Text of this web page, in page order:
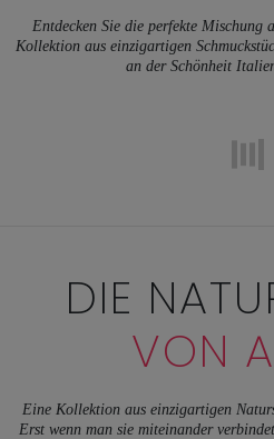
Entdecken Sie die perfekte
Kollektion aus einzigartigen
an der Schönheit
DIE
VON
Eine Kollektion aus einzigartigen
Erst wenn man sie miteinander